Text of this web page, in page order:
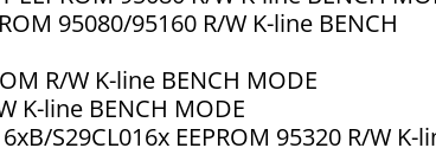
95080/95160 R/W K-line BENCH
R/W K-line BENCH MODE
K-line BENCH MODE
S29CL016x EEPROM 95320 R/W K-